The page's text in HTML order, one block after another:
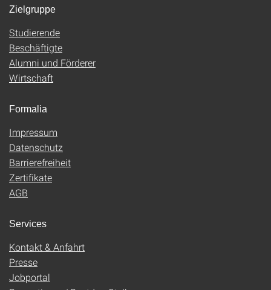
Zielgruppe
Studierende
Beschäftigte
Alumni und Förderer
Wirtschaft
Formalia
Impressum
Datenschutz
Barrierefreiheit
Zertifikate
AGB
Services
Kontakt & Anfahrt
Presse
Jobportal